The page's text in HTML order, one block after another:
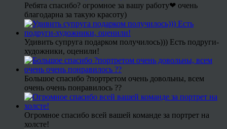
Ребята спасибо? огромное за вашу работу❤ очень
благодарна за такую красоту)
Удивить супруга подарком получилось))) Есть подруги-
художники, оценили!
Большое спасибо ?портретом очень довольны, всем
очень очень понравилось ??
Огромное спасибо всей вашей команде за портрет на
холсте!